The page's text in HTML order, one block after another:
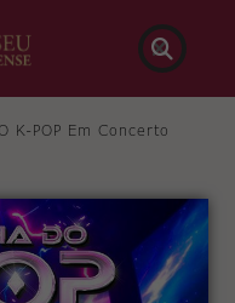

K-POP Em Concerto